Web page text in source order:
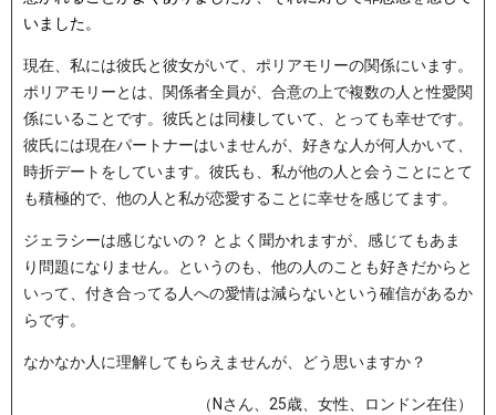
いました。
現在、私には彼氏と彼女がいて、ポリアモリーの関係にいます。
ポリアモリーとは、関係者全員が、合意の上で複数の人と性愛関
係にいることです。彼氏とは同棲していて、とっても幸せです。
彼氏には現在パートナーはいませんが、好きな人が何人かいて、
時折デートをしています。彼氏も、私が他の人と会うことにとて
も積極的で、他の人と私が恋愛することに幸せを感じてます。
ジェラシーは感じないの？ とよく聞かれますが、感じてもあま
り問題になりません。というのも、他の人のことも好きだからと
いって、付き合ってる人への愛情は減らないという確信があるか
らです。
なかなか人に理解してもらえませんが、どう思いますか？
（Nさん、25歳、女性、ロンドン在住）